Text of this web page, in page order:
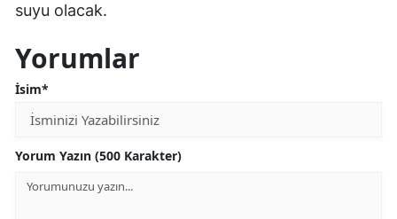
suyu olacak.
Yorumlar
İsim*
Yorum Yazın (500 Karakter)